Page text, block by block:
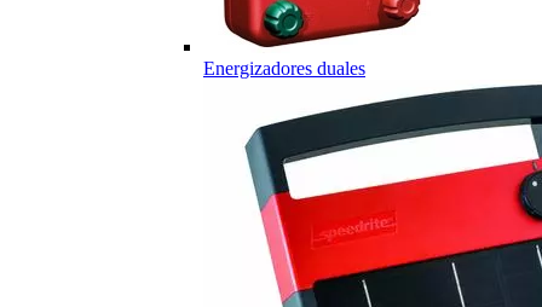
Energizadores duales